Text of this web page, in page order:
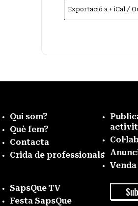
Exportació a + iCal /
Qui som?
Què fem?
Contacta
Crida de professionals
Venda
SapsQue TV
Festa SapsQue